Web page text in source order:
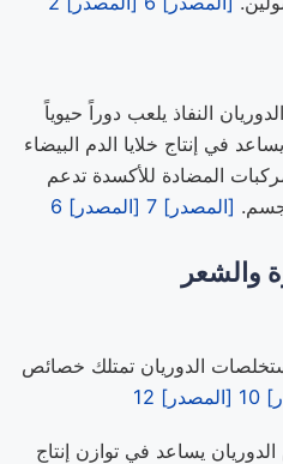
النفاذ يلعب دوراً حيوياً
في إنتاج خلايا الدم البيضاء
المضادة للأكسدة تدعم
[المصدر] 7 [المصدر] 6
والشعر
الدوريان تمتلك خصائص
[المصدر] 12
يساعد في توازن إنتاج